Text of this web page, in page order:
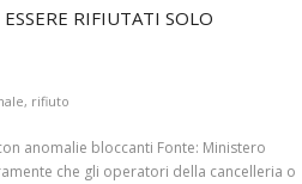
RIFIUTATI SOLO
, rifiuto
anomalie bloccanti Fonte: Ministero
che gli operatori della cancelleria o